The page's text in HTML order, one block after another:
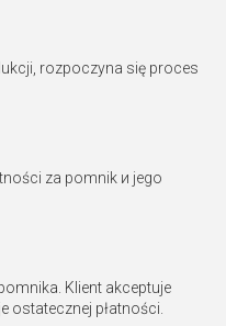
rozpoczyna się proces
za pomnik и jego
Klient akceptuje
ostatecznej płatności.